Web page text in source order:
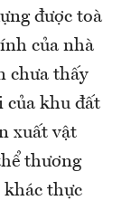
được toà
của nhà
chưa thấy
của khu đất
xuất vật
thương
thực